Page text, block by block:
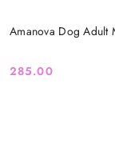
Amanova Dog Adult
Cena:
285.00